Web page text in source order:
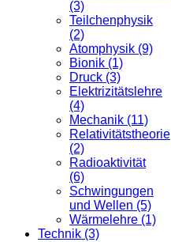
(3)
Teilchenphysik
(2)
Atomphysik (9)
Bionik (1)
Druck (3)
Elektrizitätslehre
(4)
Mechanik (11)
Relativitätstheorie
(2)
Radioaktivität
(6)
Schwingungen
und Wellen (5)
Wärmelehre (1)
Technik (3)